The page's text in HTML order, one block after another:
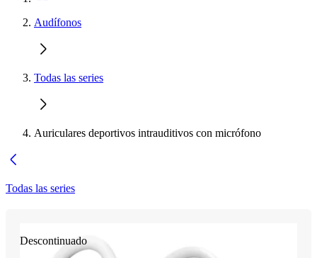
Audífonos
Todas las series
Auriculares deportivos intrauditivos con micrófono
Todas las series
Descontinuado